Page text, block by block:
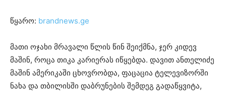
წყარო: brandnews.ge
მათი ოჯახი მრავალი წლის წინ შეიქმნა, ჯერ კიდევ
მაშინ, როცა თიკა კარიერას იწყებდა. დავით ანთელიძე
მაშინ ამერიკაში ცხოვრობდა, ფაცაცია ტელევიზორში
ნახა და თბილისში დაბრუნების შემდეგ გადაწყვიტა,